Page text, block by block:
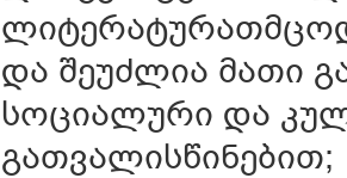
და შეუძლია მათი
სოციალური და
გათვალისწინებით;